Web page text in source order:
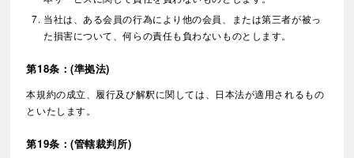
当社は、ある会員の行為により他の会員、または第三者が被っ
た損害について、何らの責任も負わないものとします。
第18条：(準拠法)
本規約の成立、履行及び解釈に関しては、日本法が適用されるもの
といたします。
第19条：(管轄裁判所)